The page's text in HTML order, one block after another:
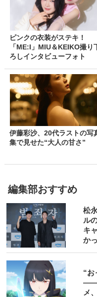
ピンクの衣装がステキ！
「ME:I」MIU＆KEIKO撮り
ろしインタビューフォト
伊藤彩沙、20代ラストの写
集で見せた“大人の甘さ”
編集部おすすめ
松
ル
キ
か
“お
――
メ